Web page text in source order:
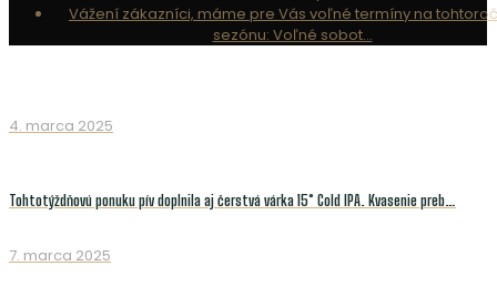
Vážení zákazníci, máme pre Vás voľné termíny na
sezónu: Voľné sobot…
4. marca 2025
Tohtotýždňovú ponuku pív doplnila aj čerstvá várka 15° Cold IPA. Kvasenie preb…
7. marca 2025